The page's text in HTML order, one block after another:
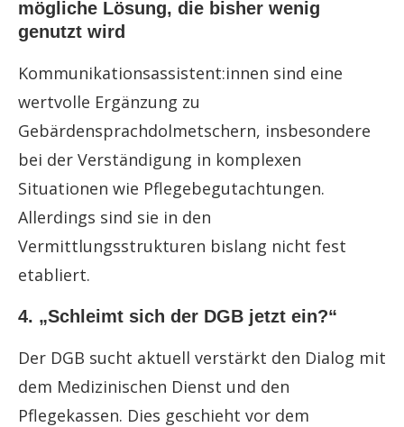
mögliche Lösung, die bisher wenig
genutzt wird
Kommunikationsassistent:innen sind eine
wertvolle Ergänzung zu
Gebärdensprachdolmetschern, insbesondere
bei der Verständigung in komplexen
Situationen wie Pflegebegutachtungen.
Allerdings sind sie in den
Vermittlungsstrukturen bislang nicht fest
etabliert.
4. „Schleimt sich der DGB jetzt ein?“
Der DGB sucht aktuell verstärkt den Dialog mit
dem Medizinischen Dienst und den
Pflegekassen. Dies geschieht vor dem